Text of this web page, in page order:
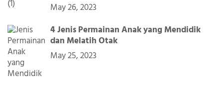
May 26, 2023
4 Jenis Permainan Anak yang Mendidik
dan Melatih Otak
May 25, 2023